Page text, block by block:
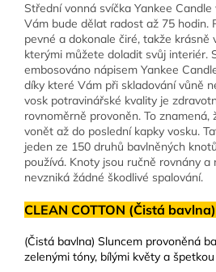
Střední vonná svíčka Yankee
Vám bude dělat radost až 75 hodin.
pevné a dokonale čiré, takže krásně
kterými můžete doladit svůj interiér.
embosováno nápisem Yankee
díky které Vám při skladování vůně
vosk potravinářské kvality je
rovnoměrně provoněn. To znamená,
vonět až do poslední kapky vosku.
jeden ze 150 druhů bavlněných
používá. Knoty jsou ručně rovnány a
nevzniká žádné škodlivé spalování.
CLEAN COTTON (Čistá bavlna)
(Čistá bavlna) Sluncem provoněná
zelenými tóny, bílými květy a